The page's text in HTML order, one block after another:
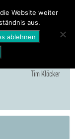
NEWS
Tim Klöcker
Website weiter
aus.
ablehnen